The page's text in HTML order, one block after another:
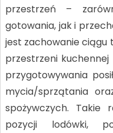
przestrzeń –
gotowania, jak i
jest zachowanie ciągu
przestrzeni
przygotowywania
mycia/sprzątania
spożywczych. Takie
pozycji lodówki,